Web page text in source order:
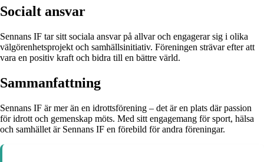
Socialt ansvar
Sennans IF tar sitt sociala ansvar på allvar och engagerar sig i olika
välgörenhetsprojekt och samhällsinitiativ. Föreningen strävar efter att
vara en positiv kraft och bidra till en bättre värld.
Sammanfattning
Sennans IF är mer än en idrottsförening – det är en plats där passion
för idrott och gemenskap möts. Med sitt engagemang för sport, hälsa
och samhället är Sennans IF en förebild för andra föreningar.